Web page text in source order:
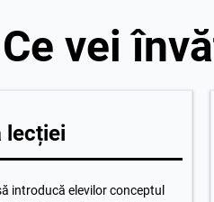
Ce vei
lecției
introducă elevilor conceptul